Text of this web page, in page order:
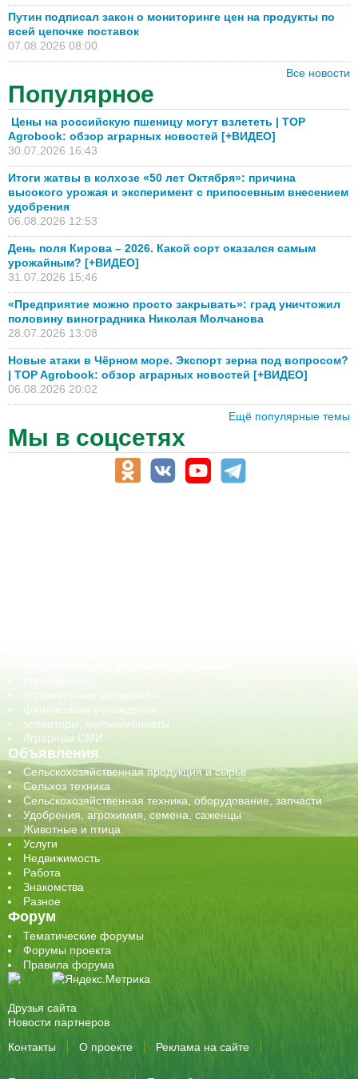
Путин подписал закон о мониторинге цен на продукты по
всей цепочке поставок
07.08.2026 08:00
Все новости
Популярное
Цены на российскую пшеницу могут взлететь | TOP
Agrobook: обзор аграрных новостей [+ВИДЕО]
30.07.2026 16:43
Итоги жатвы в колхозе «50 лет Октября»: причина
высокого урожая и эксперимент с припосевным внесением
удобрения
06.08.2026 12:53
День поля Кирова – 2026. Какой сорт оказался самым
урожайным? [+ВИДЕО]
31.07.2026 15:46
«Предприятие можно просто закрывать»: град уничтожил
половину виноградника Николая Молчанова
28.07.2026 13:08
Новые атаки в Чёрном море. Экспорт зерна под вопросом?
| TOP Agrobook: обзор аграрных новостей [+ВИДЕО]
06.08.2026 20:02
Ещё популярные темы
Мы в соцсетях
строительные материалы
финансовые учреждения
элеваторы, мелькомбинаты
Аграрные СМИ
Объявления
Сельскохозяйственная продукция и сырье
Сельхоз техника
Сельскохозяйственная техника, оборудование, запчасти
Удобрения, агрохимия, семена, саженцы
Животные и птица
Услуги
Недвижимость
Работа
Знакомства
Разное
Форум
Тематические форумы
Форумы проекта
Правила форума
Друзья сайта
Новости партнеров
Контакты
О проекте Реклама на сайте